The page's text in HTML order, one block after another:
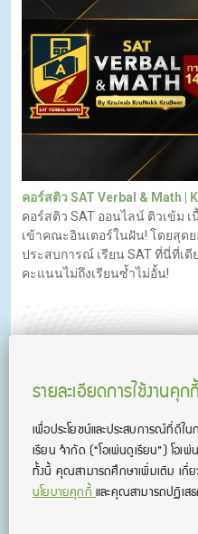
คอร์สติว SAT Verbal & Math |
คอร์สติว SAT ออนไลน์ ติวเข้ม
เข้าคณะอินเตอร์ในฝัน! โดยสุด
ประสบการณ์ เรียน SAT ที่นี่ที่เ
คะแนนไม่ถึงเรียนซ้ำไม่อั้น!
คอร์สติว CU-TEP & TU-GET l
รายละเอียดการใช้งานคุกกี้
เพื่อประโยชน์และประสบการณ์ที่ดีใน
เรียน จํากัด (“โอเพ่นดูเรียน”)โอเ
ทั้งนี้ คุณสามารถศึกษาเพิ่มเติม เกี่
นโยบายคุกกี้และคุณสามารถปฏิเส